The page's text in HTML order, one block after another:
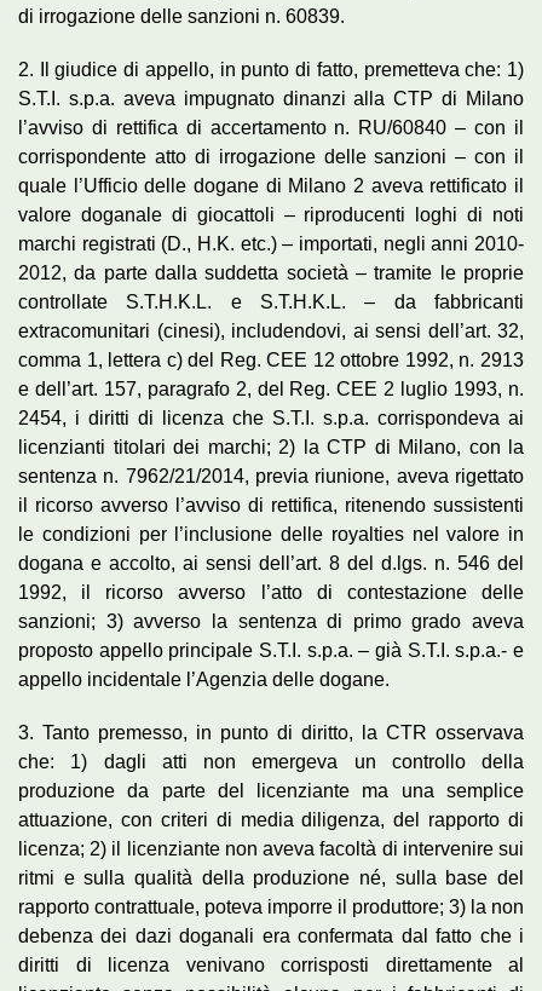
di irrogazione delle sanzioni n. 60839.
2. Il giudice di appello, in punto di fatto, premetteva che: 1)
S.T.I. s.p.a. aveva impugnato dinanzi alla CTP di Milano
l’avviso di rettifica di accertamento n. RU/60840 – con il
corrispondente atto di irrogazione delle sanzioni – con il
quale l’Ufficio delle dogane di Milano 2 aveva rettificato il
valore doganale di giocattoli – riproducenti loghi di noti
marchi registrati (D., H.K. etc.) – importati, negli anni 2010-
2012, da parte dalla suddetta società – tramite le proprie
controllate S.T.H.K.L. e S.T.H.K.L. – da fabbricanti
extracomunitari (cinesi), includendovi, ai sensi dell’art. 32,
comma 1, lettera c) del Reg. CEE 12 ottobre 1992, n. 2913
e dell’art. 157, paragrafo 2, del Reg. CEE 2 luglio 1993, n.
2454, i diritti di licenza che S.T.I. s.p.a. corrispondeva ai
licenzianti titolari dei marchi; 2) la CTP di Milano, con la
sentenza n. 7962/21/2014, previa riunione, aveva rigettato
il ricorso avverso l’avviso di rettifica, ritenendo sussistenti
le condizioni per l’inclusione delle royalties nel valore in
dogana e accolto, ai sensi dell’art. 8 del d.lgs. n. 546 del
1992, il ricorso avverso l’atto di contestazione delle
sanzioni; 3) avverso la sentenza di primo grado aveva
proposto appello principale S.T.I. s.p.a. – già S.T.I. s.p.a.- e
appello incidentale l’Agenzia delle dogane.
3. Tanto premesso, in punto di diritto, la CTR osservava
che: 1) dagli atti non emergeva un controllo della
produzione da parte del licenziante ma una semplice
attuazione, con criteri di media diligenza, del rapporto di
licenza; 2) il licenziante non aveva facoltà di intervenire sui
ritmi e sulla qualità della produzione né, sulla base del
rapporto contrattuale, poteva imporre il produttore; 3) la non
debenza dei dazi doganali era confermata dal fatto che i
diritti di licenza venivano corrisposti direttamente al